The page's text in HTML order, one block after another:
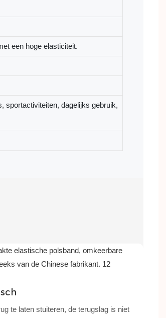
een hoge elasticiteit.
sportactiviteiten, dagelijks gebruik,
te laten stuiteren, de terugslag is niet